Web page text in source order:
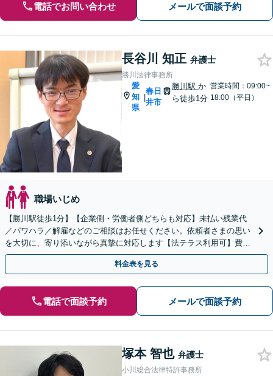
電話でお問い合わせ メールで面談予約
長谷川 知正 弁護士
勝川法律事務所
愛
知
県
|
春日
井市
勝川駅か
ら徒歩1分
営業時間：09:00~
18:00（平日）
職場いじめ
【勝川駅徒歩1分】【企業側・労働者側どちらも対応】未払い残業代
／パワハラ／解雇などのご相談はお任せください。依頼者さまの思い
を大切に、寄り添いながら真摯に対応します【法テラス利用可】費用
のお支払いに不安がある方も一度ご相談ください
料金表を見る
電話で面談予約 メールで面談予約
塚本 智也 弁護士
小川総合法律特許事務所